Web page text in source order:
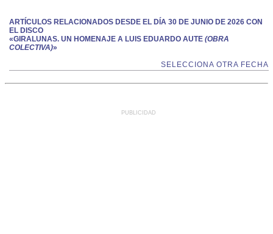
ARTÍCULOS RELACIONADOS DESDE EL DÍA 30 DE JUNIO DE 2026 CON
EL DISCO
«GIRALUNAS. UN HOMENAJE A LUIS EDUARDO AUTE (OBRA
COLECTIVA)»
SELECCIONA OTRA FECHA
PUBLICIDAD